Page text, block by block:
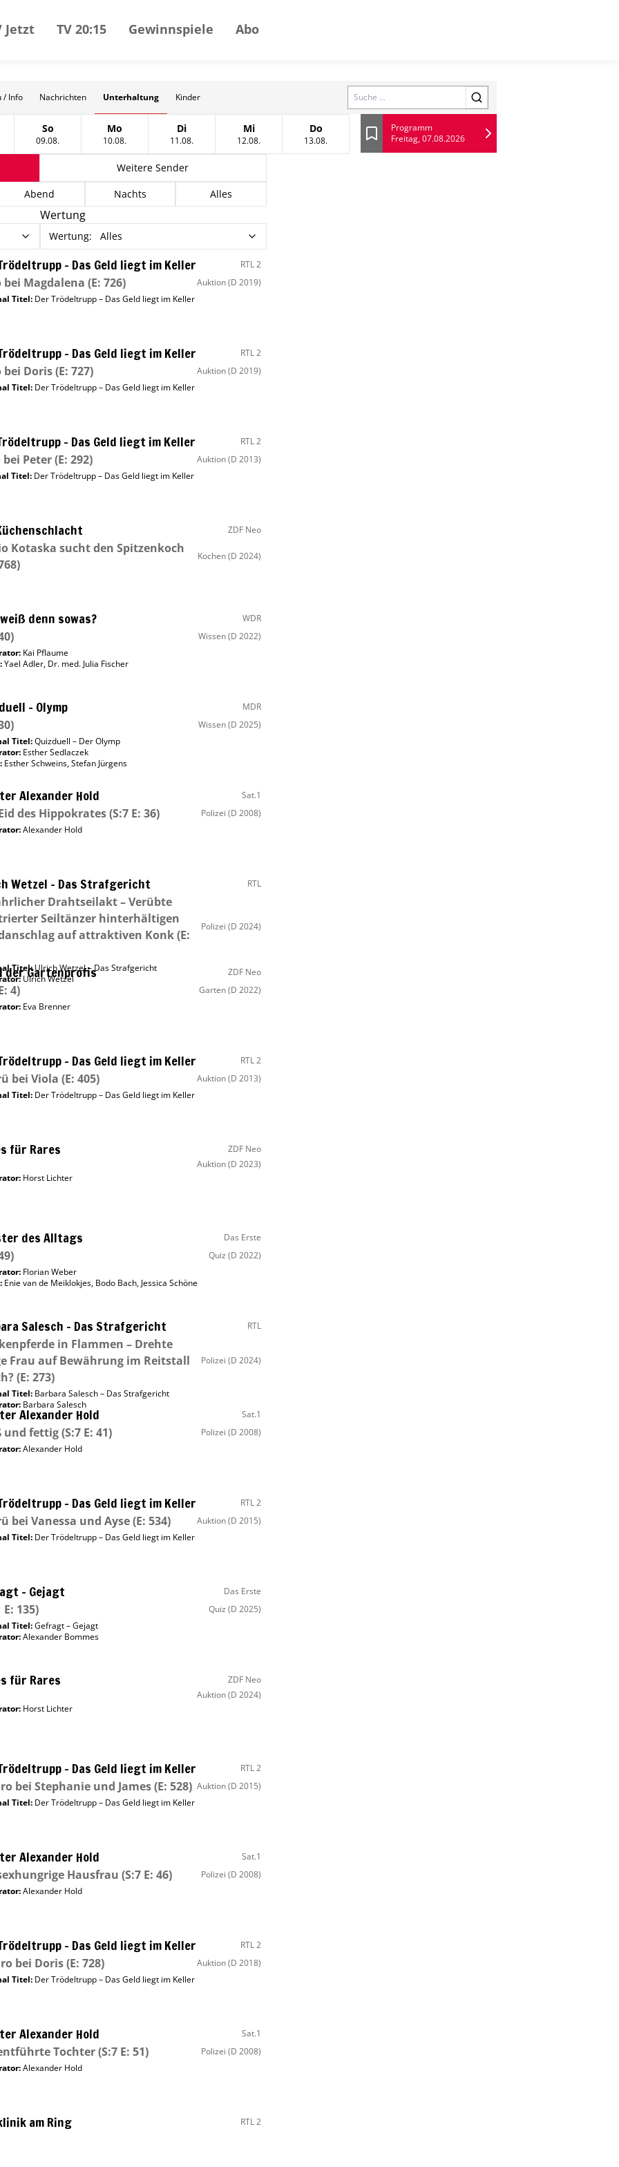
Jetzt TV 20:15 Gewinnspiele Abo
/ Info Nachrichten Unterhaltung Kinder Search
08 AugustSonntag, 09 August
So
09.08. Montag, 10 August
Mo
10.08. Dienstag, 11 August
Di
11.08. Mittwoch, 12 August
Mi
12.08. Donnerstag, 13 August
Do
13.08. Lesezeichen
Programm
Freitag, 07.08.2026
Weitere Sender
Abend Nachts Alles
Wertung
Wertung: Alles
– Das Geld liegt im Keller RTL 2
bei Magdalena (E: 726) Auktion(D 2019)
Titel: Der Trödeltrupp – Das Geld liegt im Keller
– Das Geld liegt im Keller RTL 2
bei Doris(E: 727) Auktion(D 2019)
Titel: Der Trödeltrupp – Das Geld liegt im Keller
– Das Geld liegt im Keller RTL 2
Peter(E: 292) Auktion(D 2013)
Titel: Der Trödeltrupp – Das Geld liegt im Keller
ZDF Neo
Kotaska sucht den Spitzenkoch
Kochen(D 2024)
denn sowas? WDR
Wissen(D 2022)
: Kai Pflaume
:Yael Adler, Dr. med. Julia Fischer
– Olymp MDR
Wissen(D 2025)
Titel:Quizduell – Der Olymp
: Esther Sedlaczek
: Esther Schweins,Stefan Jürgens
Alexander Hold Sat.1
des Hippokrates(S:7 E: 36) Polizei (D 2008)
:Alexander Hold
Wetzel – Das Strafgericht RTL
Drahtseilakt – Verübte
Seiltänzer hinterhältigen
auf attraktiven Konk(E:
Polizei (D 2024)
Titel:Ulrich Wetzel – Das Strafgericht
:Ulrich Wetzel
der Gartenprofis ZDF Neo
4) Garten(D 2022)
: Eva Brenner
– Das Geld liegt im Keller RTL 2
bei Viola (E: 405) Auktion(D 2013)
Titel: Der Trödeltrupp – Das Geld liegt im Keller
für Rares
ZDF Neo
Auktion(D 2023)
: Horst Lichter
des Alltags Das Erste
Quiz (D 2022)
: Florian Weber
: Enie van de Meiklokjes, Bodo Bach, Jessica Schöne
Salesch – Das Strafgericht RTL
in Flammen – Drehte
Frau auf Bewährung im Reitstall
(E: 273)
Polizei (D 2024)
Titel: Barbara Salesch – Das Strafgericht
: Barbara Salesch
Alexander Hold Sat.1
und fettig(S:7 E: 41) Polizei (D 2008)
:Alexander Hold
– Das Geld liegt im Keller RTL 2
bei Vanessa und Ayse(E: 534) Auktion(D 2015)
Titel: Der Trödeltrupp – Das Geld liegt im Keller
– Gejagt Das Erste
E: 135) Quiz (D 2025)
Titel:Gefragt – Gejagt
:Alexander Bommes
für Rares
ZDF Neo
Auktion(D 2024)
: Horst Lichter
– Das Geld liegt im Keller RTL 2
bei Stephanie und James(E: 528) Auktion(D 2015)
Titel: Der Trödeltrupp – Das Geld liegt im Keller
Alexander Hold Sat.1
Hausfrau (S:7 E: 46) Polizei (D 2008)
:Alexander Hold
– Das Geld liegt im Keller RTL 2
bei Doris(E: 728) Auktion(D 2018)
Titel: Der Trödeltrupp – Das Geld liegt im Keller
Alexander Hold Sat.1
Tochter(S:7 E: 51) Polizei (D 2008)
:Alexander Hold
am Ring RTL 2